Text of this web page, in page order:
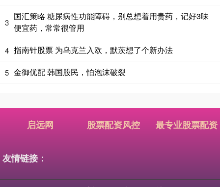
3
国汇策略 糖尿病性功能障碍，别总想着用贵药，记好3味
便宜药，常常很管用
4 指南针股票 为乌克兰入欧，默茨想了个新办法
5 金御优配 韩国股民，怕泡沫破裂
启远网 股票配资风控 最专业股票配资
友情链接：